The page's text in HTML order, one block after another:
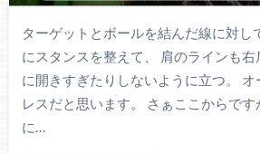
ターゲットとボールを結んだ線に対し
にスタンスを整えて、 肩のラインも
に開きすぎたりしないように立つ。
レスだと思います。 さぁここからです
に…